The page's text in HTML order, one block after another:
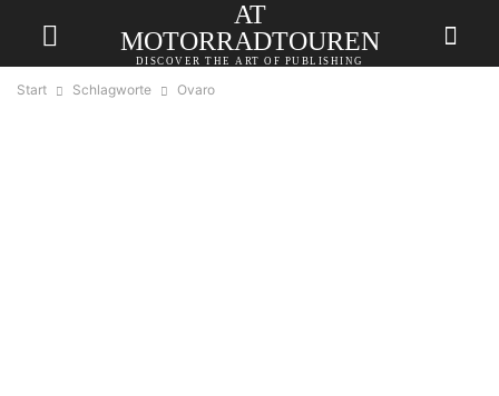
AT
MOTORRADTOUREN
DISCOVER THE ART OF PUBLISHING
Start Schlagworte Ovaro